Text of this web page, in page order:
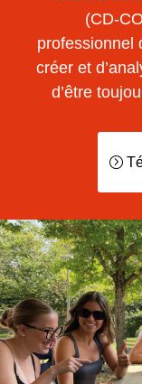
(CD-
professionnel
créer et
d’être